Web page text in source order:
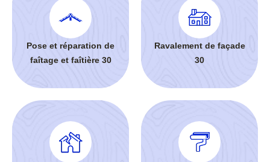
Pose et réparation de
faîtage et faîtière 30
Ravalement de façade
30